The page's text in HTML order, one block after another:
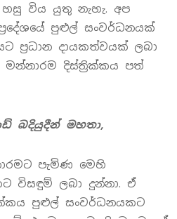
විය යුතු නැහැ. අප
පුළුල් සංවර්ධනයක්
ප්‍රධාන දායකත්වයක් ලබා
දිස්ත්‍රික්කය පත්
බදියුදීන් මහතා,
පැමිණ මෙහි
විසඳුම් ලබා දුන්නා. ඒ
පුළුල් සංවර්ධනයකට